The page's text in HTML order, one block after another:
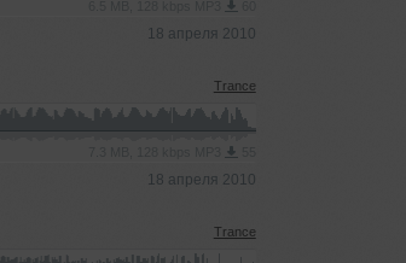
18 апреля 2010
Trance
18 апреля 2010
Trance